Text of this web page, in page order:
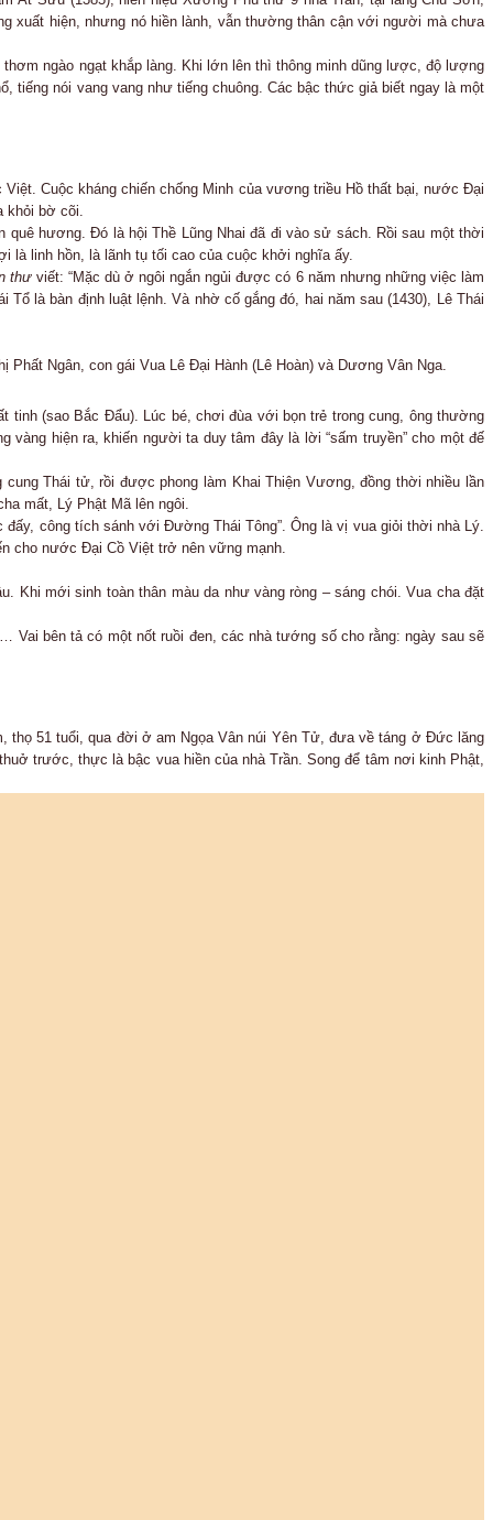
xuất hiện, nhưng nó hiền lành, vẫn thường thân cận với người mà chưa
ngào ngạt khắp làng. Khi lớn lên thì thông minh dũng lược, độ lượng
nói vang vang như tiếng chuông. Các bậc thức giả biết ngay là một
Cuộc kháng chiến chống Minh của vương triều Hồ thất bại, nước Đại
khỏi bờ cõi.
hương. Đó là hội Thề Lũng Nhai đã đi vào sử sách. Rồi sau một thời
là linh hồn, là lãnh tụ tối cao của cuộc khởi nghĩa ấy.
thưviết: “Mặc dù ở ngôi ngắn ngủi được có 6 năm nhưng những việc làm
là bàn định luật lệnh. Và nhờ cố gắng đó, hai năm sau (1430), Lê Thái
Ngân, con gái Vua Lê Đại Hành (Lê Hoàn) và Dương Vân Nga.
(sao Bắc Đẩu). Lúc bé, chơi đùa với bọn trẻ trong cung, ông thường
hiện ra, khiến người ta duy tâm đây là lời “sấm truyền” cho một đế
Thái tử, rồi được phong làm Khai Thiện Vương, đồng thời nhiều lần
mất, Lý Phật Mã lên ngôi.
công tích sánh với Đường Thái Tông”. Ông là vị vua giỏi thời nhà Lý.
cho nước Đại Cồ Việt trở nên vững mạnh.
Khi mới sinh toàn thân màu da như vàng ròng – sáng chói. Vua cha đặt
Vai bên tả có một nốt ruồi đen, các nhà tướng số cho rằng: ngày sau sẽ
thọ 51 tuổi, qua đời ở am Ngọa Vân núi Yên Tử, đưa về táng ở Đức lăng
trước, thực là bậc vua hiền của nhà Trần. Song để tâm nơi kinh Phật,